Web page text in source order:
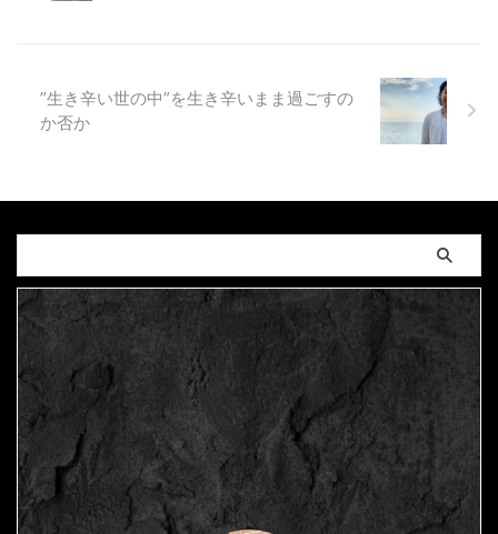
”生き辛い世の中”を生き辛いまま過ごすの
か否か